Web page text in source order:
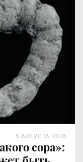
сора»:
5 АВГУСТА 2026